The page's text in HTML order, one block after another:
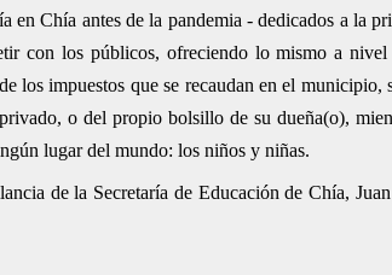
en Chía antes de la pandemia - dedicados a la
con los públicos, ofreciendo lo mismo a
los impuestos que se recaudan en el
o del propio bolsillo de su dueña(o),
lugar del mundo: los niños y niñas.
de la Secretaría de Educación de Chía,